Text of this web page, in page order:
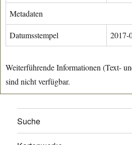
Metadaten
Datumsstempel 2017-
Weiterführende Informationen (Text-
sind nicht verfügbar.
Suche